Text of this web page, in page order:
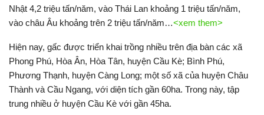
Nhật 4,2 triệu tấn/năm, vào Thái Lan khoảng 1 triệu tấn/năm,
vào châu Âu khoảng trên 2 triệu tấn/năm…<xem them>
Hiện nay, gấc được triển khai trồng nhiều trên địa bàn các xã
Phong Phú, Hòa Ân, Hòa Tân, huyện Cầu Kè; Bình Phú,
Phương Thạnh, huyện Càng Long; một số xã của huyện Châu
Thành và Cầu Ngang, với diện tích gần 60ha. Trong này, tập
trung nhiều ở huyện Cầu Kè với gần 45ha.